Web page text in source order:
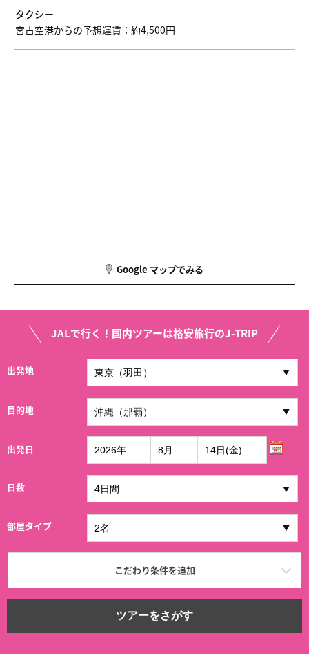
タクシー
宮古空港からの予想運賃：約4,500円
Google マップでみる
JALで行く！国内ツアーは格安旅行のJ-TRIP
出発地
目的地
出発日
日数
部屋タイプ
こだわり条件を追加
ツアーをさがす